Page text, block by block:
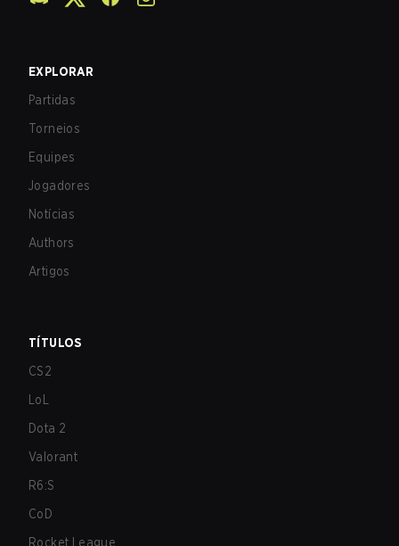
EXPLORAR
Partidas
Torneios
Equipes
Jogadores
Notícias
Authors
Artigos
TÍTULOS
CS2
LoL
Dota 2
Valorant
R6:S
CoD
Rocket League